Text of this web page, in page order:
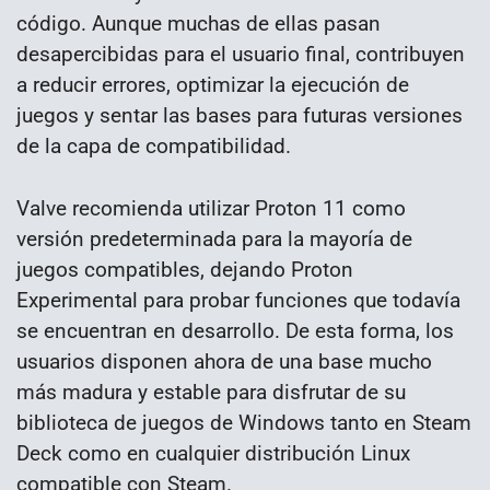
código. Aunque muchas de ellas pasan
desapercibidas para el usuario final, contribuyen
a reducir errores, optimizar la ejecución de
juegos y sentar las bases para futuras versiones
de la capa de compatibilidad.
Valve recomienda utilizar Proton 11 como
versión predeterminada para la mayoría de
juegos compatibles, dejando Proton
Experimental para probar funciones que todavía
se encuentran en desarrollo. De esta forma, los
usuarios disponen ahora de una base mucho
más madura y estable para disfrutar de su
biblioteca de juegos de Windows tanto en Steam
Deck como en cualquier distribución Linux
compatible con Steam.